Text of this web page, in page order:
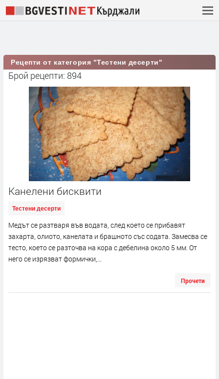
Рецепти от категория "Тестени десерти"
Брой рецепти: 894
Канелени бисквити
Тестени десерти
Медът се разтваря във водата, след което се прибавят
захарта, олиото, канелата и брашното със содата. Замесва се
тесто, което се разточва на кора с дебелина около 5 мм. От
него се изрязват формички,...
Прочети